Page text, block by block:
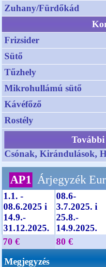
Zuhany/Fürdőkád
Frizsider
Sütő
Tűzhely
Mikrohullámú sütő
Kávéfőző
Rostély
Csónak, Kirándulások,
AP1 Árjegyzék
1.1. -
08.6.2025 i
14.9.-
31.12.2025.
08.6-
3.7.2025. i
25.8.-
14.9.2025.
70 € 80 €
Megjegyzés